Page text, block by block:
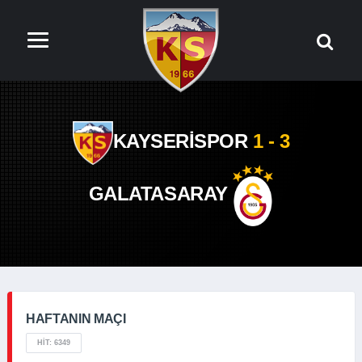
KAYSERİSPOR 1 - 3
GALATASARAY
HAFTANIN MAÇI
HIT: 6349